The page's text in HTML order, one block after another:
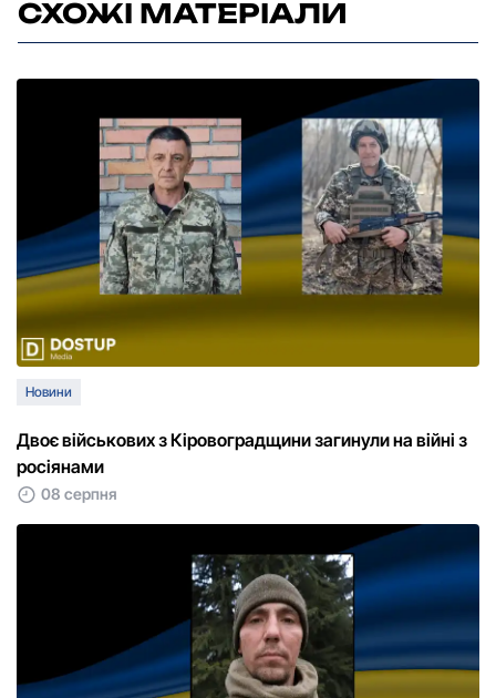
СХОЖІ МАТЕРІАЛИ
Новини
Двоє військових з Кіровоградщини загинули на війні з
росіянами
08 серпня